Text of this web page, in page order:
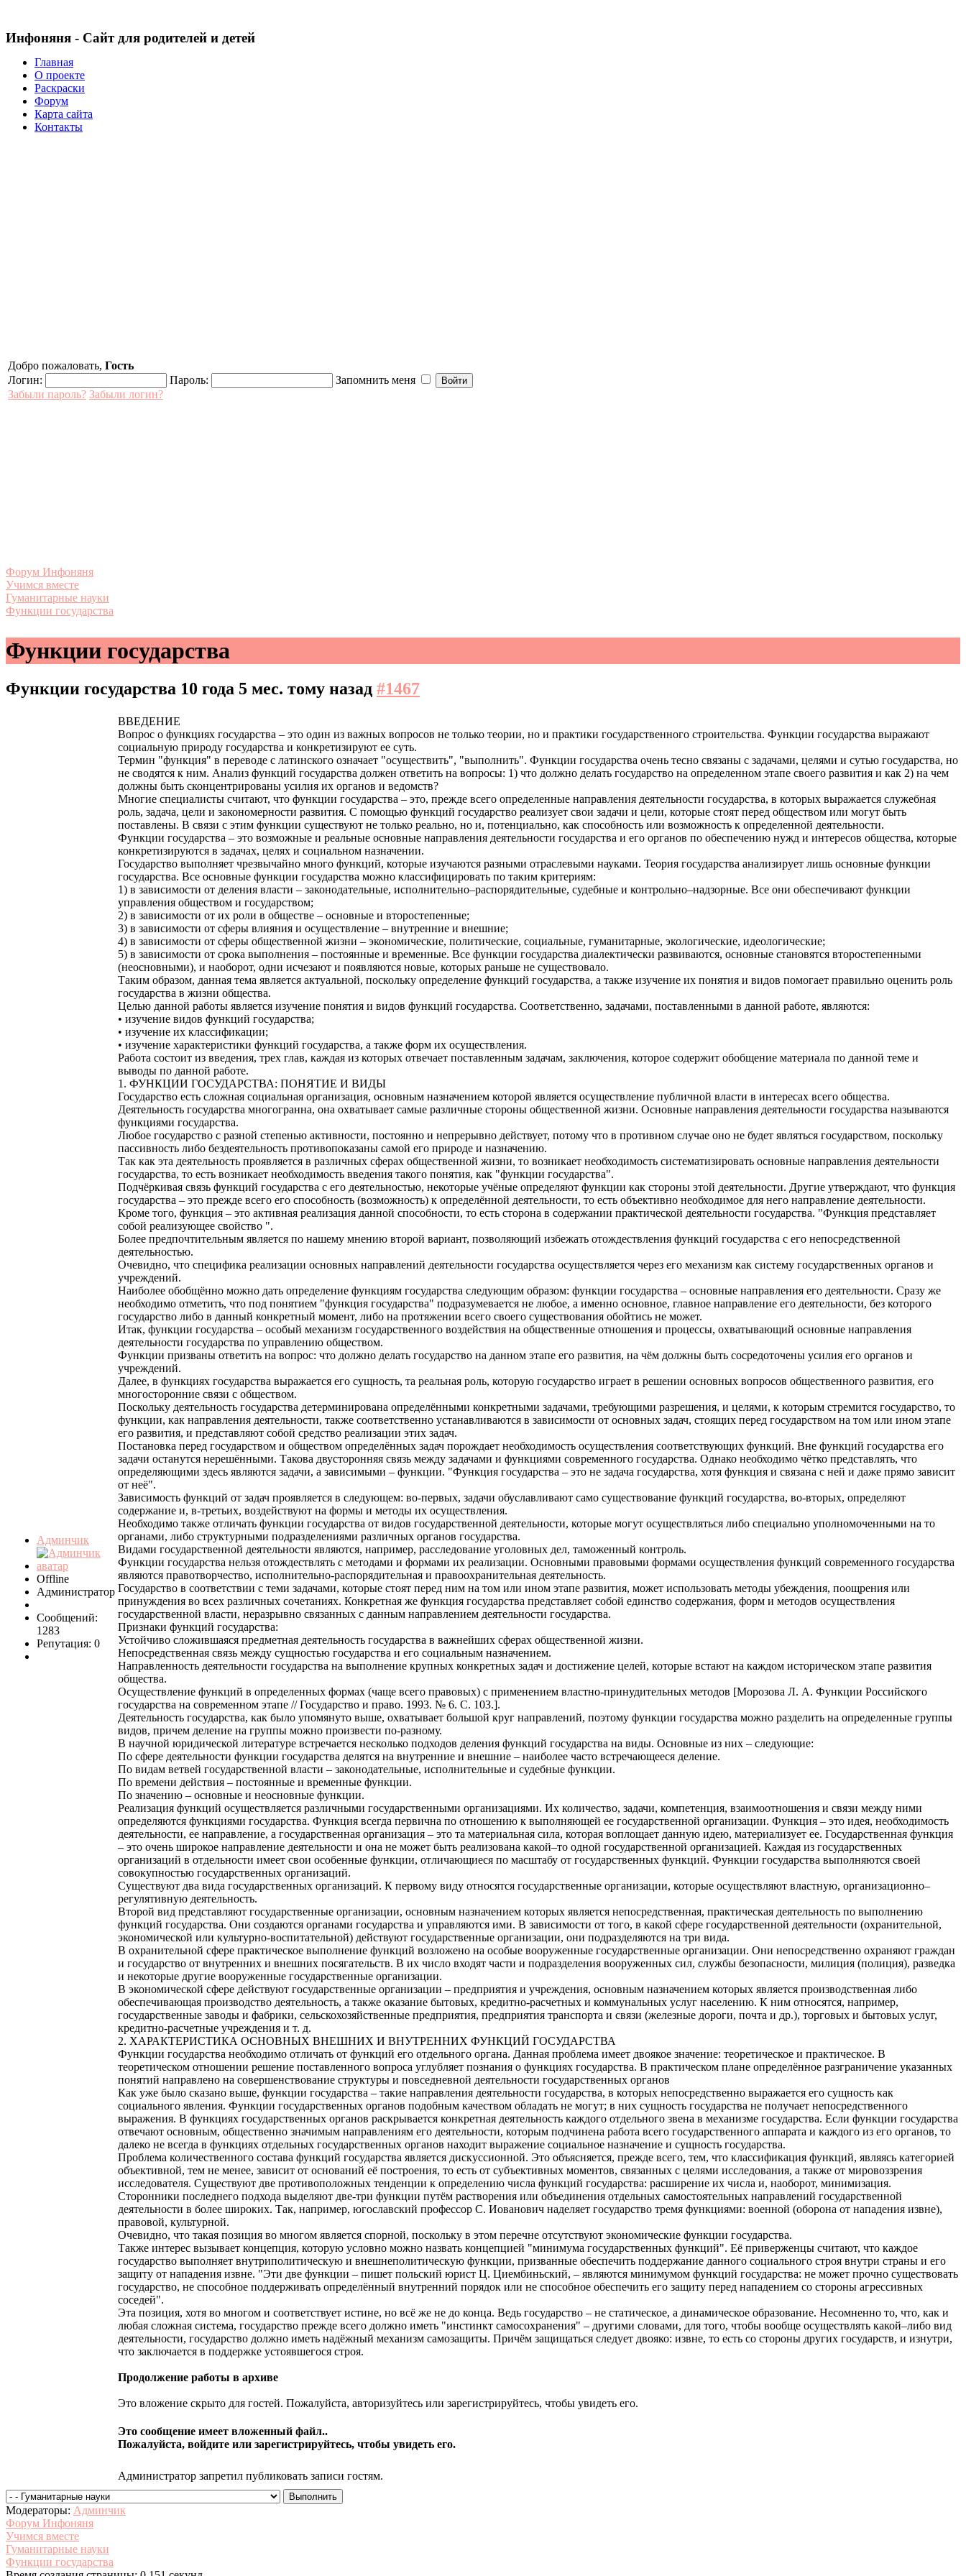
Инфоняня - Сайт для родителей и детей
Главная
О проекте
Раскраски
Форум
Карта сайта
Контакты
Добро пожаловать, Гость
Логин:
Пароль:
Запомнить меня
Забыли пароль? Забыли логин?
Форум Инфоняня
Учимся вместе
Гуманитарные науки
Функции государства
Функции государства
Функции государства 10 года 5 мес. тому назад #1467
Админчик
Offline
Администратор
Сообщений:
1283
Репутация: 0
ВВЕДЕНИЕ
Вопрос о функциях государства – это один из важных вопросов не только теории, но и практики государственного строительства. Функции государства выражают
социальную природу государства и конкретизируют ее суть.
Термин "функция" в переводе с латинского означает "осуществить", "выполнить". Функции государства очень тесно связаны с задачами, целями и сутью государства, но
не сводятся к ним. Анализ функций государства должен ответить на вопросы: 1) что должно делать государство на определенном этапе своего развития и как 2) на чем
должны быть сконцентрированы усилия их органов и ведомств?
Многие специалисты считают, что функции государства – это, прежде всего определенные направления деятельности государства, в которых выражается служебная
роль, задача, цели и закономерности развития. С помощью функций государство реализует свои задачи и цели, которые стоят перед обществом или могут быть
поставлены. В связи с этим функции существуют не только реально, но и, потенциально, как способность или возможность к определенной деятельности.
Функции государства – это возможные и реальные основные направления деятельности государства и его органов по обеспечению нужд и интересов общества, которые
конкретизируются в задачах, целях и социальном назначении.
Государство выполняет чрезвычайно много функций, которые изучаются разными отраслевыми науками. Теория государства анализирует лишь основные функции
государства. Все основные функции государства можно классифицировать по таким критериям:
1) в зависимости от деления власти – законодательные, исполнительно–распорядительные, судебные и контрольно–надзорные. Все они обеспечивают функции
управления обществом и государством;
2) в зависимости от их роли в обществе – основные и второстепенные;
3) в зависимости от сферы влияния и осуществление – внутренние и внешние;
4) в зависимости от сферы общественной жизни – экономические, политические, социальные, гуманитарные, экологические, идеологические;
5) в зависимости от срока выполнения – постоянные и временные. Все функции государства диалектически развиваются, основные становятся второстепенными
(неосновными), и наоборот, одни исчезают и появляются новые, которых раньше не существовало.
Таким образом, данная тема является актуальной, поскольку определение функций государства, а также изучение их понятия и видов помогает правильно оценить роль
государства в жизни общества.
Целью данной работы является изучение понятия и видов функций государства. Соответственно, задачами, поставленными в данной работе, являются:
• изучение видов функций государства;
• изучение их классификации;
• изучение характеристики функций государства, а также форм их осуществления.
Работа состоит из введения, трех глав, каждая из которых отвечает поставленным задачам, заключения, которое содержит обобщение материала по данной теме и
выводы по данной работе.
1. ФУНКЦИИ ГОСУДАРСТВА: ПОНЯТИЕ И ВИДЫ
Государство есть сложная социальная организация, основным назначением которой является осуществление публичной власти в интересах всего общества.
Деятельность государства многогранна, она охватывает самые различные стороны общественной жизни. Основные направления деятельности государства называются
функциями государства.
Любое государство с разной степенью активности, постоянно и непрерывно действует, потому что в противном случае оно не будет являться государством, поскольку
пассивность либо бездеятельность противопоказаны самой его природе и назначению.
Так как эта деятельность проявляется в различных сферах общественной жизни, то возникает необходимость систематизировать основные направления деятельности
государства, то есть возникает необходимость введения такого понятия, как "функции государства".
Подчёркивая связь функций государства с его деятельностью, некоторые учёные определяют функции как стороны этой деятельности. Другие утверждают, что функция
государства – это прежде всего его способность (возможность) к определённой деятельности, то есть объективно необходимое для него направление деятельности.
Кроме того, функция – это активная реализация данной способности, то есть сторона в содержании практической деятельности государства. "Функция представляет
собой реализующее свойство ".
Более предпочтительным является по нашему мнению второй вариант, позволяющий избежать отождествления функций государства с его непосредственной
деятельностью.
Очевидно, что специфика реализации основных направлений деятельности государства осуществляется через его механизм как систему государственных органов и
учреждений.
Наиболее обобщённо можно дать определение функциям государства следующим образом: функции государства – основные направления его деятельности. Сразу же
необходимо отметить, что под понятием "функция государства" подразумевается не любое, а именно основное, главное направление его деятельности, без которого
государство либо в данный конкретный момент, либо на протяжении всего своего существования обойтись не может.
Итак, функции государства – особый механизм государственного воздействия на общественные отношения и процессы, охватывающий основные направления
деятельности государства по управлению обществом.
Функции призваны ответить на вопрос: что должно делать государство на данном этапе его развития, на чём должны быть сосредоточены усилия его органов и
учреждений.
Далее, в функциях государства выражается его сущность, та реальная роль, которую государство играет в решении основных вопросов общественного развития, его
многосторонние связи с обществом.
Поскольку деятельность государства детерминирована определёнными конкретными задачами, требующими разрешения, и целями, к которым стремится государство, то
функции, как направления деятельности, также соответственно устанавливаются в зависимости от основных задач, стоящих перед государством на том или ином этапе
его развития, и представляют собой средство реализации этих задач.
Постановка перед государством и обществом определённых задач порождает необходимость осуществления соответствующих функций. Вне функций государства его
задачи останутся нерешёнными. Такова двусторонняя связь между задачами и функциями современного государства. Однако необходимо чётко представлять, что
определяющими здесь являются задачи, а зависимыми – функции. "Функция государства – это не задача государства, хотя функция и связана с ней и даже прямо зависит
от неё".
Зависимость функций от задач проявляется в следующем: во-первых, задачи обуславливают само существование функций государства, во-вторых, определяют
содержание и, в-третьих, воздействуют на формы и методы их осуществления.
Необходимо также отличать функции государства от видов государственной деятельности, которые могут осуществляться либо специально уполномоченными на то
органами, либо структурными подразделениями различных органов государства.
Видами государственной деятельности являются, например, расследование уголовных дел, таможенный контроль.
Функции государства нельзя отождествлять с методами и формами их реализации. Основными правовыми формами осуществления функций современного государства
являются правотворчество, исполнительно-распорядительная и правоохранительная деятельность.
Государство в соответствии с теми задачами, которые стоят перед ним на том или ином этапе развития, может использовать методы убеждения, поощрения или
принуждения во всех различных сочетаниях. Конкретная же функция государства представляет собой единство содержания, форм и методов осуществления
государственной власти, неразрывно связанных с данным направлением деятельности государства.
Признаки функций государства:
Устойчиво сложившаяся предметная деятельность государства в важнейших сферах общественной жизни.
Непосредственная связь между сущностью государства и его социальным назначением.
Направленность деятельности государства на выполнение крупных конкретных задач и достижение целей, которые встают на каждом историческом этапе развития
общества.
Осуществление функций в определенных формах (чаще всего правовых) с применением властно-принудительных методов [Морозова Л. А. Функции Российского
государства на современном этапе // Государство и право. 1993. № 6. С. 103.].
Деятельность государства, как было упомянуто выше, охватывает большой круг направлений, поэтому функции государства можно разделить на определенные группы
видов, причем деление на группы можно произвести по-разному.
В научной юридической литературе встречается несколько подходов деления функций государства на виды. Основные из них – следующие:
По сфере деятельности функции государства делятся на внутренние и внешние – наиболее часто встречающееся деление.
По видам ветвей государственной власти – законодательные, исполнительные и судебные функции.
По времени действия – постоянные и временные функции.
По значению – основные и неосновные функции.
Реализация функций осуществляется различными государственными организациями. Их количество, задачи, компетенция, взаимоотношения и связи между ними
определяются функциями государства. Функция всегда первична по отношению к выполняющей ее государственной организации. Функция – это идея, необходимость
деятельности, ее направление, а государственная организация – это та материальная сила, которая воплощает данную идею, материализует ее. Государственная функция
– это очень широкое направление деятельности и она не может быть реализована какой–то одной государственной организацией. Каждая из государственных
организаций в отдельности имеет свои особенные функции, отличающиеся по масштабу от государственных функций. Функции государства выполняются своей
совокупностью государственных организаций.
Существуют два вида государственных организаций. К первому виду относятся государственные организации, которые осуществляют властную, организационно–
регулятивную деятельность.
Второй вид представляют государственные организации, основным назначением которых является непосредственная, практическая деятельность по выполнению
функций государства. Они создаются органами государства и управляются ими. В зависимости от того, в какой сфере государственной деятельности (охранительной,
экономической или культурно-воспитательной) действуют государственные организации, они подразделяются на три вида.
В охранительной сфере практическое выполнение функций возложено на особые вооруженные государственные организации. Они непосредственно охраняют граждан
и государство от внутренних и внешних посягательств. В их число входят части и подразделения вооруженных сил, службы безопасности, милиция (полиция), разведка
и некоторые другие вооруженные государственные организации.
В экономической сфере действуют государственные организации – предприятия и учреждения, основным назначением которых является производственная либо
обеспечивающая производство деятельность, а также оказание бытовых, кредитно-расчетных и коммунальных услуг населению. К ним относятся, например,
государственные заводы и фабрики, сельскохозяйственные предприятия, предприятия транспорта и связи (железные дороги, почта и др.), торговых и бытовых услуг,
кредитно-расчетные учреждения и т. д.
2. ХАРАКТЕРИСТИКА ОСНОВНЫХ ВНЕШНИХ И ВНУТРЕННИХ ФУНКЦИЙ ГОСУДАРСТВА
Функции государства необходимо отличать от функций его отдельного органа. Данная проблема имеет двоякое значение: теоретическое и практическое. В
теоретическом отношении решение поставленного вопроса углубляет познания о функциях государства. В практическом плане определённое разграничение указанных
понятий направлено на совершенствование структуры и повседневной деятельности государственных органов
Как уже было сказано выше, функции государства – такие направления деятельности государства, в которых непосредственно выражается его сущность как
социального явления. Функции государственных органов подобным качеством обладать не могут; в них сущность государства не получает непосредственного
выражения. В функциях государственных органов раскрывается конкретная деятельность каждого отдельного звена в механизме государства. Если функции государства
отвечают основным, общественно значимым направлениям его деятельности, которым подчинена работа всего государственного аппарата и каждого из его органов, то
далеко не всегда в функциях отдельных государственных органов находит выражение социальное назначение и сущность государства.
Проблема количественного состава функций государства является дискуссионной. Это объясняется, прежде всего, тем, что классификация функций, являясь категорией
объективной, тем не менее, зависит от оснований её построения, то есть от субъективных моментов, связанных с целями исследования, а также от мировоззрения
исследователя. Существуют две противоположных тенденции к определению числа функций государства: расширение их числа и, наоборот, минимизация.
Сторонники последнего подхода выделяют две-три функции путём растворения или объединения отдельных самостоятельных направлений государственной
деятельности в более широких. Так, например, югославский профессор С. Иованович наделяет государство тремя функциями: военной (оборона от нападения извне),
правовой, культурной.
Очевидно, что такая позиция во многом является спорной, поскольку в этом перечне отсутствуют экономические функции государства.
Также интерес вызывает концепция, которую условно можно назвать концепцией "минимума государственных функций". Её приверженцы считают, что каждое
государство выполняет внутриполитическую и внешнеполитическую функции, призванные обеспечить поддержание данного социального строя внутри страны и его
защиту от нападения извне. "Эти две функции – пишет польский юрист Ц. Циембиньский, – являются минимумом функций государства: не может прочно существовать
государство, не способное поддерживать определённый внутренний порядок или не способное обеспечить его защиту перед нападением со стороны агрессивных
соседей".
Эта позиция, хотя во многом и соответствует истине, но всё же не до конца. Ведь государство – не статическое, а динамическое образование. Несомненно то, что, как и
любая сложная система, государство прежде всего должно иметь "инстинкт самосохранения" – другими словами, для того, чтобы вообще осуществлять какой–либо вид
деятельности, государство должно иметь надёжный механизм самозащиты. Причём защищаться следует двояко: извне, то есть со стороны других государств, и изнутри,
что заключается в поддержке устоявшегося строя.
Продолжение работы в архиве
Это вложение скрыто для гостей. Пожалуйста, авторизуйтесь или зарегистрируйтесь, чтобы увидеть его.
Это сообщение имеет вложенный файл..
Пожалуйста, войдите или зарегистрируйтесь, чтобы увидеть его.
Администратор запретил публиковать записи гостям.
Модераторы: Админчик
Форум Инфоняня
Учимся вместе
Гуманитарные науки
Функции государства